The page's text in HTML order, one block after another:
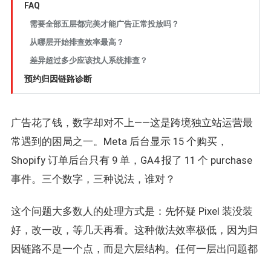
FAQ
需要全部五层都完美才能广告正常投放吗？
从哪层开始排查效率最高？
差异超过多少应该找人系统排查？
预约归因链路诊断
广告花了钱，数字却对不上——这是跨境独立站运营最
常遇到的困局之一。Meta 后台显示 15 个购买，
Shopify 订单后台只有 9 单，GA4 报了 11 个 purchase
事件。三个数字，三种说法，谁对？
这个问题大多数人的处理方式是：先怀疑 Pixel 装没装
好，改一改，等几天再看。这种做法效率极低，因为归
因链路不是一个点，而是六层结构。任何一层出问题都